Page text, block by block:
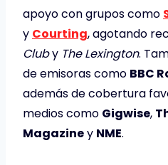
apoyo con grupos como
y Courting, agotando
Cluby The Lexington.
de emisoras como BBC
además de cobertura
medios como Gigwise,
Magaziney NME.